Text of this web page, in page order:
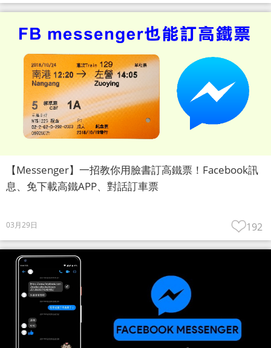
【Messenger】一招教你用臉書訂高鐵票！Facebook訊
息、免下載高鐵APP、對話訂車票
03月29日 192